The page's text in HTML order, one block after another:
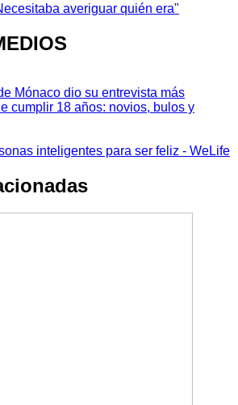
averiguar quién era"
Mónaco dio su entrevista más
cumplir 18 años: novios, bulos y
inteligentes para ser feliz - WeLife